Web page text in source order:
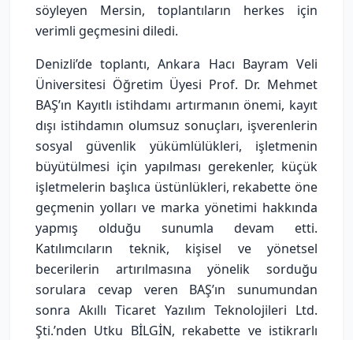
söyleyen Mersin, toplantıların herkes için
verimli geçmesini diledi.
Denizli’de toplantı, Ankara Hacı Bayram Veli
Üniversitesi Öğretim Üyesi Prof. Dr. Mehmet
BAŞ’ın Kayıtlı istihdamı artırmanın önemi, kayıt
dışı istihdamın olumsuz sonuçları, işverenlerin
sosyal güvenlik yükümlülükleri, işletmenin
büyütülmesi için yapılması gerekenler, küçük
işletmelerin başlıca üstünlükleri, rekabette öne
geçmenin yolları ve marka yönetimi hakkında
yapmış olduğu sunumla devam etti.
Katılımcıların teknik, kişisel ve yönetsel
becerilerin artırılmasına yönelik sorduğu
sorulara cevap veren BAŞ’ın sunumundan
sonra Akıllı Ticaret Yazılım Teknolojileri Ltd.
Şti.’nden Utku BİLGİN, rekabette ve istikrarlı